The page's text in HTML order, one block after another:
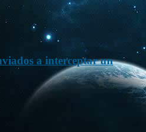
a interceptar un